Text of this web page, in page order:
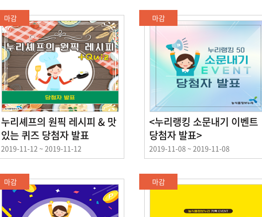
기
간
기
간
누리셰프의 원픽 레시피 & 맛
있는 퀴즈 당첨자 발표
이
벤
기
간
2019-11-12 ~ 2019-11-12
마감
<누리랭킹 소문내기 이벤트
당첨자 발표>
이
벤
기
간
2019-11-08 ~ 2019-11-08
마감
마감 마감